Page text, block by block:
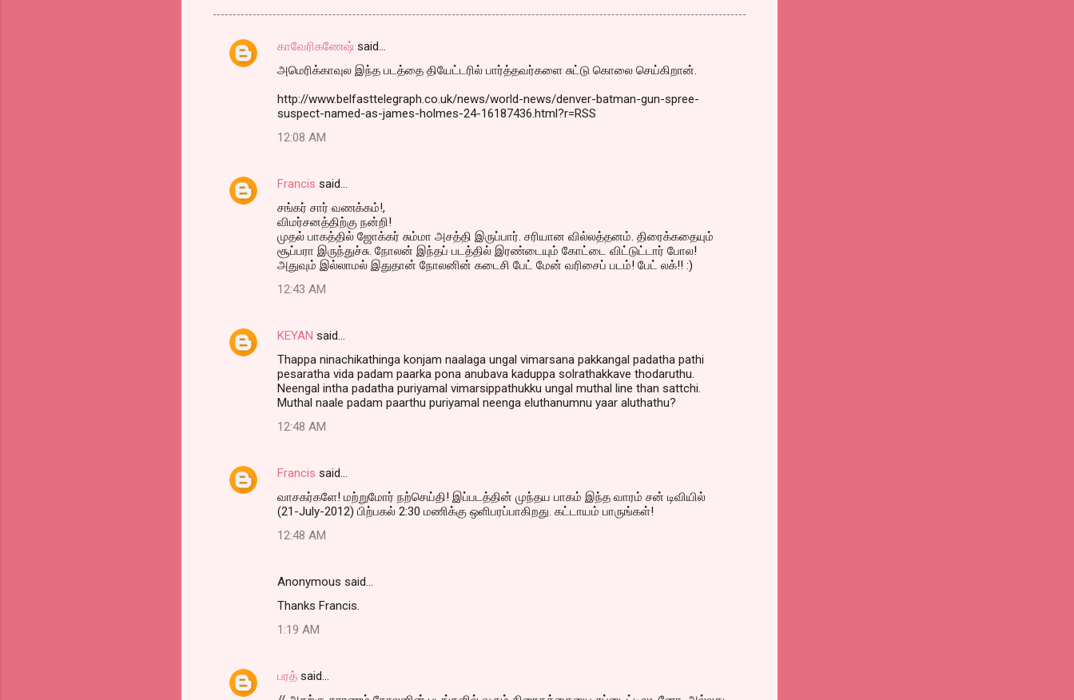
C
t
காவேரிகணேஷ் said…
அமெரிக்காவுல இந்த படத்தை தியேட்டரில் பார்த்தவர்களை சுட்டு கொலை செய்கிறான்.
http://www.belfasttelegraph.co.uk/news/world-news/denver-batman-gun-spree-
suspect-named-as-james-holmes-24-16187436.html?r=RSS
12:08 AM
Francis said…
சங்கர் சார் வணக்கம்!,
விமர்சனத்திற்கு நன்றி!
முதல் பாகத்தில் ஜோக்கர் சும்மா அசத்தி இருப்பார். சரியான வில்லத்தனம். திரைக்கதையும்
சூப்பரா இருந்துச்சு. நோலன் இந்தப் படத்தில் இரண்டையும் கோட்டை விட்டுட்டார் போல!
அதுவும் இல்லாமல் இதுதான் நோலனின் கடைசி பேட் மேன் வரிசைப் படம்! பேட் லக்!! :)
12:43 AM
KEYAN said…
Thappa ninachikathinga konjam naalaga ungal vimarsana pakkangal padatha pathi
pesaratha vida padam paarka pona anubava kaduppa solrathakkave thodaruthu.
Neengal intha padatha puriyamal vimarsippathukku ungal muthal line than sattchi.
Muthal naale padam paarthu puriyamal neenga eluthanumnu yaar aluthathu?
12:48 AM
Francis said…
வாசகர்களே! மற்றுமோர் நற்செய்தி! இப்படத்தின் முந்தய பாகம் இந்த வாரம் சன் டிவியில்
(21-July-2012) பிற்பகல் 2:30 மணிக்கு ஒளிபரப்பாகிறது. கட்டாயம் பாருங்கள்!
12:48 AM
Anonymous said…
Thanks Francis.
1:19 AM
பரத் said…